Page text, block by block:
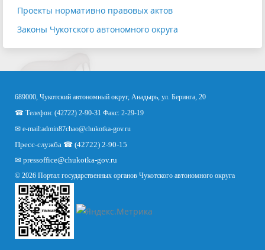
Проекты нормативно правовых актов
Законы Чукотского автономного округа
689000, Чукотский автономный округ, Анадырь, ул. Беринга, 20
☎ Телефон: (42722) 2-90-31 Факс: 2-29-19
✉ e-mail:admin87chao@chukotka-gov.ru
Пресс-служба ☎ (42722) 2-90-15
✉ pressoffice@chukotka-gov.ru
© 2026 Портал государственных органов Чукотского автономного округа